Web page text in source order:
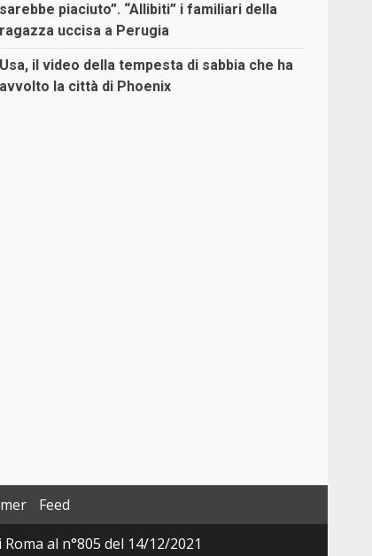
sarebbe piaciuto”. “Allibiti” i familiari della
ragazza uccisa a Perugia
Usa, il video della tempesta di sabbia che ha
avvolto la città di Phoenix
Feed
al n°805 del 14/12/2021